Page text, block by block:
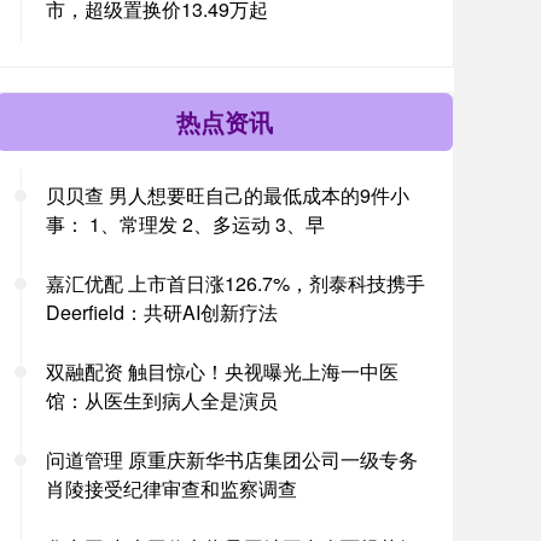
市，超级置换价13.49万起
热点资讯
贝贝查 男人想要旺自己的最低成本的9件小
事： 1、常理发 2、多运动 3、早
嘉汇优配 上市首日涨126.7%，剂泰科技携手
Deerfield：共研AI创新疗法
双融配资 触目惊心！央视曝光上海一中医
馆：从医生到病人全是演员
问道管理 原重庆新华书店集团公司一级专务
肖陵接受纪律审查和监察调查